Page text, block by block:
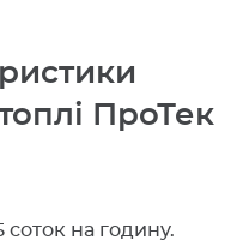
ПроТек
соток на годину.